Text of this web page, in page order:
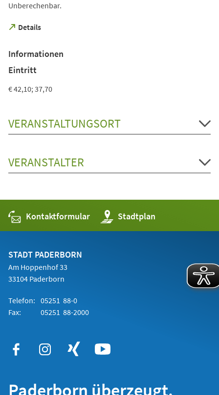
Unberechenbar.
Details
(Öffnet
neuen
Tab)
Informationen
Eintritt
€ 42,10; 37,70
VERANSTALTUNGSORT
VERANSTALTER
Kontaktformular Stadtplan
(Öffnet
in
einem
STADT PADERBORN
Am Hoppenhof 33
33104 Paderborn
Telefon: 05251 88-0
Fax:
05251 88-2000
Paderborn überzeugt.